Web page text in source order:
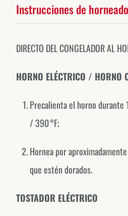
Instrucciones de
DIRECTO DEL CONGELADOR AL
HORNO ELÉCTRICO / HORNO
Precalienta el horno durante
/ 390 °F;
Hornea por
que estén dorados.
TOSTADOR ELÉCTRICO
EXPLORE OUR COUNTRY-
Canada